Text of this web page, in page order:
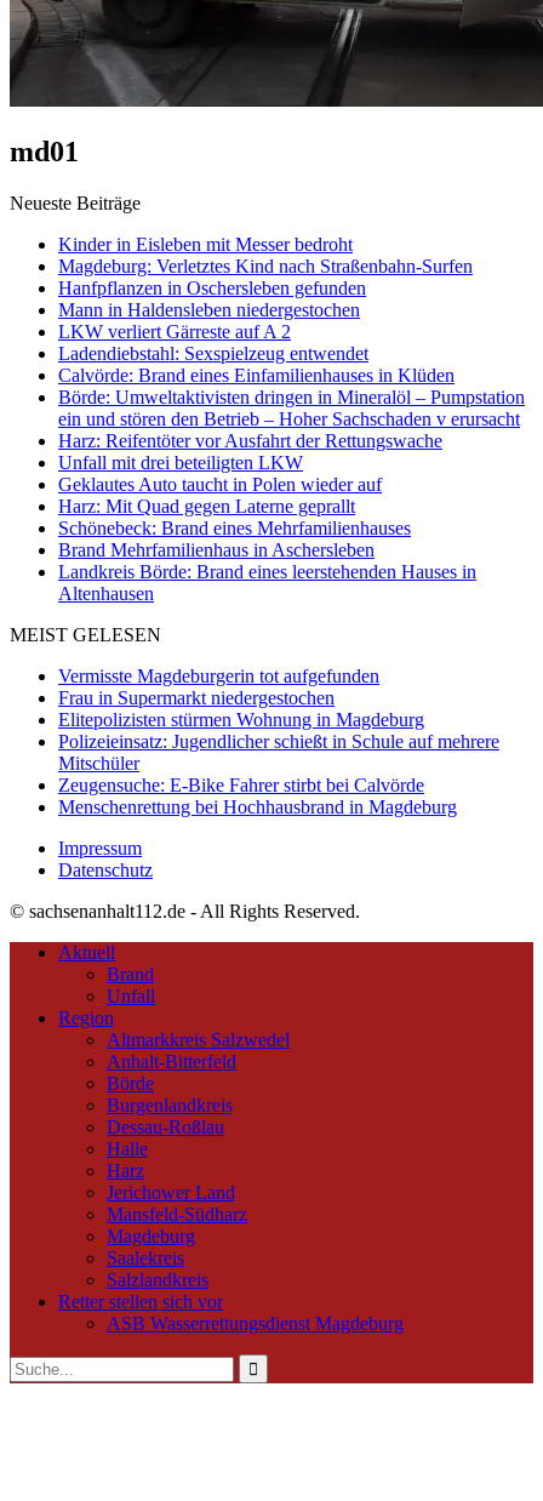
md01
Neueste Beiträge
Kinder in Eisleben mit Messer bedroht
Magdeburg: Verletztes Kind nach Straßenbahn-Surfen
Hanfpflanzen in Oschersleben gefunden
Mann in Haldensleben niedergestochen
LKW verliert Gärreste auf A 2
Ladendiebstahl: Sexspielzeug entwendet
Calvörde: Brand eines Einfamilienhauses in Klüden
Börde: Umweltaktivisten dringen in Mineralöl – Pumpstation
ein und stören den Betrieb – Hoher Sachschaden v erursacht
Harz: Reifentöter vor Ausfahrt der Rettungswache
Unfall mit drei beteiligten LKW
Geklautes Auto taucht in Polen wieder auf
Harz: Mit Quad gegen Laterne geprallt
Schönebeck: Brand eines Mehrfamilienhauses
Brand Mehrfamilienhaus in Aschersleben
Landkreis Börde: Brand eines leerstehenden Hauses in
Altenhausen
MEIST GELESEN
Vermisste Magdeburgerin tot aufgefunden
Frau in Supermarkt niedergestochen
Elitepolizisten stürmen Wohnung in Magdeburg
Polizeieinsatz: Jugendlicher schießt in Schule auf mehrere
Mitschüler
Zeugensuche: E-Bike Fahrer stirbt bei Calvörde
Menschenrettung bei Hochhausbrand in Magdeburg
Impressum
Datenschutz
© sachsenanhalt112.de - All Rights Reserved.
Aktuell
Brand
Unfall
Region
Altmarkkreis Salzwedel
Anhalt-Bitterfeld
Börde
Burgenlandkreis
Dessau-Roßlau
Halle
Harz
Jerichower Land
Mansfeld-Südharz
Magdeburg
Saalekreis
Salzlandkreis
Retter stellen sich vor
ASB Wasserrettungsdienst Magdeburg